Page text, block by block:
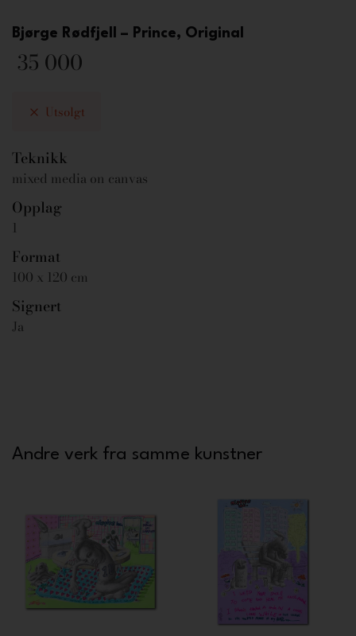
Bjørge Rødfjell – Prince, Original
35 000
Utsolgt
Teknikk
mixed media on canvas
Opplag
1
Format
100 x 120 cm
Signert
Ja
Andre verk fra samme kunstner